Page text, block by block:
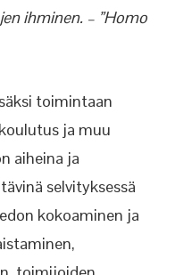
ihminen. – ”Homo
toimintaan
ja muu
aiheina ja
selvityksessä
kokoaminen ja